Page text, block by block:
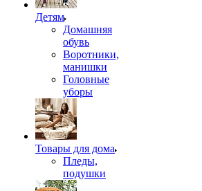
Детям
Домашняя
обувь
Воротники,
манишки
Головные
уборы
Товары для дома
Пледы,
подушки